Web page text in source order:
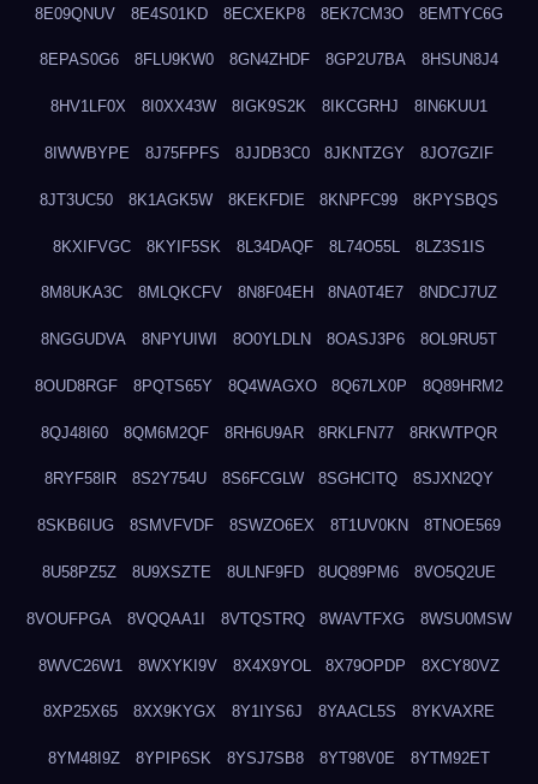
8E09QNUV 8E4S01KD 8ECXEKP8 8EK7CM3O 8EMTYC6G
8EPAS0G6 8FLU9KW0 8GN4ZHDF 8GP2U7BA 8HSUN8J4
8HV1LF0X 8I0XX43W 8IGK9S2K 8IKCGRHJ 8IN6KUU1
8IWWBYPE 8J75FPFS 8JJDB3C0 8JKNTZGY 8JO7GZIF
8JT3UC50 8K1AGK5W 8KEKFDIE 8KNPFC99 8KPYSBQS
8KXIFVGC 8KYIF5SK 8L34DAQF 8L74O55L 8LZ3S1IS
8M8UKA3C 8MLQKCFV 8N8F04EH 8NA0T4E7 8NDCJ7UZ
8NGGUDVA 8NPYUIWI 8O0YLDLN 8OASJ3P6 8OL9RU5T
8OUD8RGF 8PQTS65Y 8Q4WAGXO 8Q67LX0P 8Q89HRM2
8QJ48I60 8QM6M2QF 8RH6U9AR 8RKLFN77 8RKWTPQR
8RYF58IR 8S2Y754U 8S6FCGLW 8SGHCITQ 8SJXN2QY
8SKB6IUG 8SMVFVDF 8SWZO6EX 8T1UV0KN 8TNOE569
8U58PZ5Z 8U9XSZTE 8ULNF9FD 8UQ89PM6 8VO5Q2UE
8VOUFPGA 8VQQAA1I 8VTQSTRQ 8WAVTFXG 8WSU0MSW
8WVC26W1 8WXYKI9V 8X4X9YOL 8X79OPDP 8XCY80VZ
8XP25X65 8XX9KYGX 8Y1IYS6J 8YAACL5S 8YKVAXRE
8YM48I9Z 8YPIP6SK 8YSJ7SB8 8YT98V0E 8YTM92ET